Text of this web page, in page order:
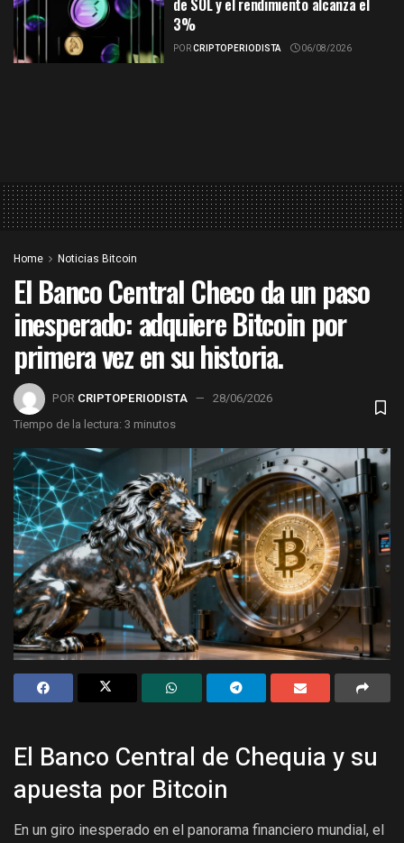
de SOL y el rendimiento alcanza el
3%
PORCRIPTOPERIODISTA 06/08/2026
Home Noticias Bitcoin
El Banco Central Checo da un paso
inesperado: adquiere Bitcoin por
primera vez en su historia.
POR CRIPTOPERIODISTA
28/06/2026
Tiempo de la lectura: 3 minutos
El Banco Central de Chequia y su
apuesta por Bitcoin
En un giro inesperado en el panorama financiero mundial, el